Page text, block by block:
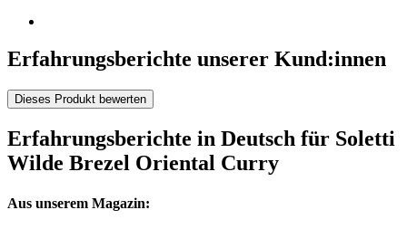
Erfahrungsberichte unserer Kund:innen
Dieses Produkt bewerten
Erfahrungsberichte in Deutsch für Soletti
Wilde Brezel Oriental Curry
Aus unserem Magazin: